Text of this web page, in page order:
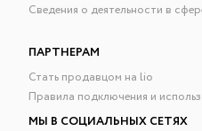
Сведения о деятельности в
ПАРТНЕРАМ
Стать продавцом на lio
Правила подключения и
МЫ В СОЦИАЛЬНЫХ СЕТЯХ